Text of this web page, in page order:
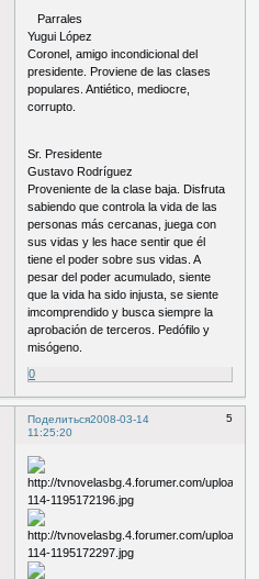
Parrales
Yugui López
Coronel, amigo incondicional del
presidente. Proviene de las clases
populares. Antiético, mediocre,
corrupto.
Sr. Presidente
Gustavo Rodríguez
Proveniente de la clase baja. Disfruta
sabiendo que controla la vida de las
personas más cercanas, juega con
sus vidas y les hace sentir que él
tiene el poder sobre sus vidas. A
pesar del poder acumulado, siente
que la vida ha sido injusta, se siente
imcomprendido y busca siempre la
aprobación de terceros. Pedófilo y
misógeno.
0
Поделиться 5
2008-03-14
11:25:20